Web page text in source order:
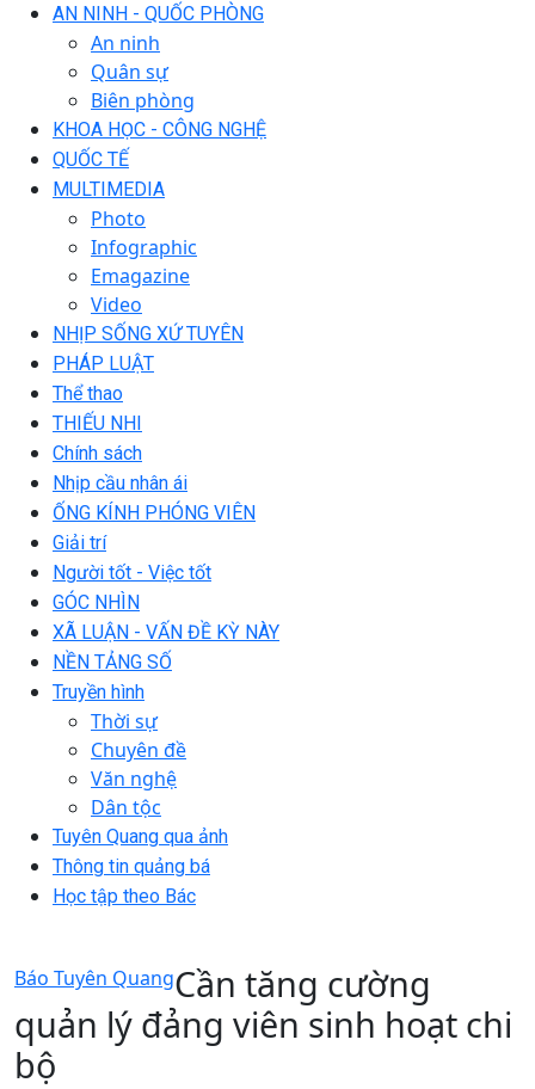
AN NINH - QUỐC PHÒNG
An ninh
Quân sự
Biên phòng
KHOA HỌC - CÔNG NGHỆ
QUỐC TẾ
MULTIMEDIA
Photo
Infographic
Emagazine
Video
NHỊP SỐNG XỨ TUYÊN
PHÁP LUẬT
Thể thao
THIẾU NHI
Chính sách
Nhịp cầu nhân ái
ỐNG KÍNH PHÓNG VIÊN
Giải trí
Người tốt - Việc tốt
GÓC NHÌN
XÃ LUẬN - VẤN ĐỀ KỲ NÀY
NỀN TẢNG SỐ
Truyền hình
Thời sự
Chuyên đề
Văn nghệ
Dân tộc
Tuyên Quang qua ảnh
Thông tin quảng bá
Học tập theo Bác
Báo Tuyên QuangCần tăng cường
quản lý đảng viên sinh hoạt chi
bộ